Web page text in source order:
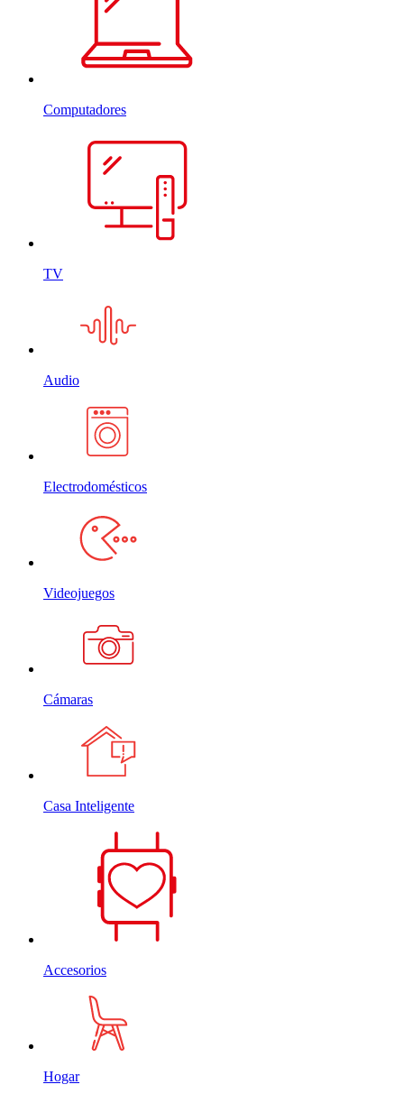
Computadores
TV
Audio
Electrodomésticos
Videojuegos
Cámaras
Casa Inteligente
Accesorios
Hogar